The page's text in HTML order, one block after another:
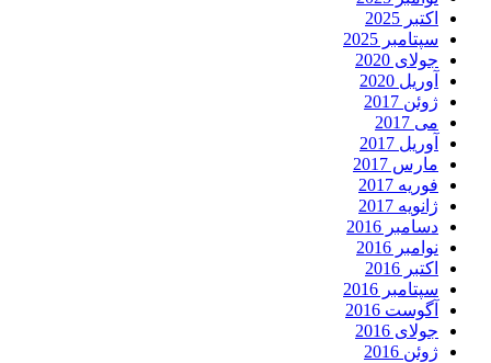
اکتبر 2025
سپتامبر 2025
جولای 2020
آوریل 2020
ژوئن 2017
می 2017
آوریل 2017
مارس 2017
فوریه 2017
ژانویه 2017
دسامبر 2016
نوامبر 2016
اکتبر 2016
سپتامبر 2016
آگوست 2016
جولای 2016
ژوئن 2016